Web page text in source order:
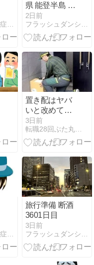
アルコール依存症・・・断酒の記録
県 能登半島 断
酒3602日目
2日前
フラッシュダンシュ 外資系 IT企業サラリーマンの断酒日記
置き配はヤバ
いと改めて認
識した💦
3日前
転職28回ぶた丸の断酒と肉体改造への挑戦！
アルコール依存症・・・断酒の記録
旅行準備 断酒
3601日目
3日前
フラッシュダンシュ 外資系 IT企業サラリーマンの断酒日記